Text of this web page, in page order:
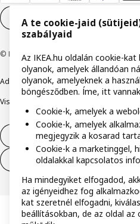
Cookie-beállítások
© Inter IKEA Systems B.V. 1999-2026
Adatvédelmi nyilatkozatCookie
Visszaélés bejelentés
Elállás a szerződéstől
Elállás a szerződéstől
A te cookie-jaid
szabályaid
Az IKEA.hu oldalán cookie-
olyanok, amelyek állandóan
olyanok, amelyeknek a
böngésződben. Íme, itt
Cookie-k, amelyek a
Cookie-k, amelyek
megjegyzik a kosarad
Cookie-k a marketinggel,
oldalakkal kapcsolatos
Ha mindegyiket elfogadod,
az igényeidhez fog
kat szeretnél elfogadni,
beállításokban, de az oldal az